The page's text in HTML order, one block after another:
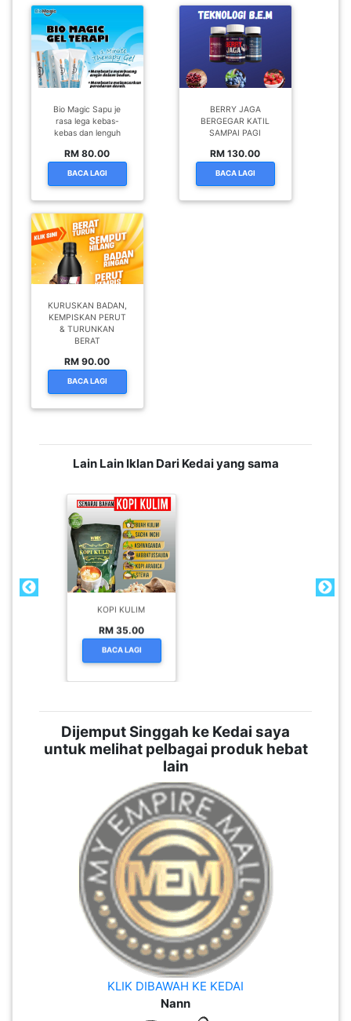
Bio Magic Sapu je
rasa lega kebas-
kebas dan lenguh
RM 80.00
BACA LAGI
BERRY JAGA
BERGEGAR KATIL
SAMPAI PAGI
RM 130.00
BACA LAGI
KURUSKAN BADAN,
KEMPISKAN PERUT
& TURUNKAN
BERAT
RM 90.00
BACA LAGI
Lain Lain Iklan Dari Kedai yang sama
KOPI KULIM
RM 35.00
BACA LAGI
Dijemput Singgah ke Kedai saya
untuk melihat pelbagai produk hebat
lain
KLIK DIBAWAH KE KEDAI
Nann